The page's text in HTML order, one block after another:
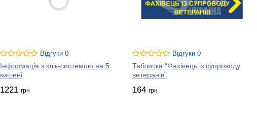
Відгуки 0
Інформація з клік-системою на 5
кишені
1221 грн
Відгуки 0
Табличка “Фахівець із супроводу
ветеранів”
164 грн